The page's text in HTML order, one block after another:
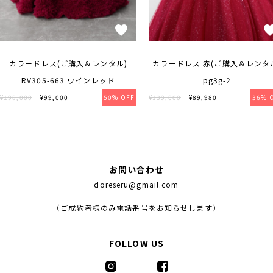
カラードレス(ご購入＆レンタル)
RV305-663 ワインレッド
¥198,000 ¥99,000 50% OFF
カラードレス 赤(ご購入＆レンタ
pg3g-2
¥139,000 ¥89,980 36%
お問い合わせ
doreseru@gmail.com
（ご成約者様のみ電話番号をお知らせします）
FOLLOW US